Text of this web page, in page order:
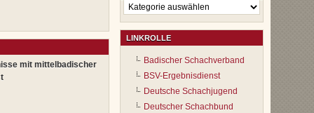
mit mittelbadischer
Kategorien
LINKROLLE
Badischer Schachverband
BSV-Ergebnisdienst
Deutsche Schachjugend
Deutscher Schachbund